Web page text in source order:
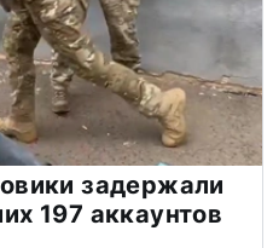
задержали
197 аккаунтов